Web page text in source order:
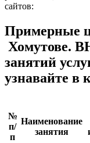
сайтов:
Примерные
Хомутове.
занятий
узнавайте в
№
п/
п
Наименование
занятия